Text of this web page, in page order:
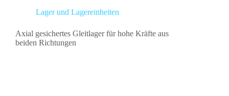
Lager und Lagereinheiten
Axial gesichertes Gleitlager für hohe Kräfte aus
beiden Richtungen